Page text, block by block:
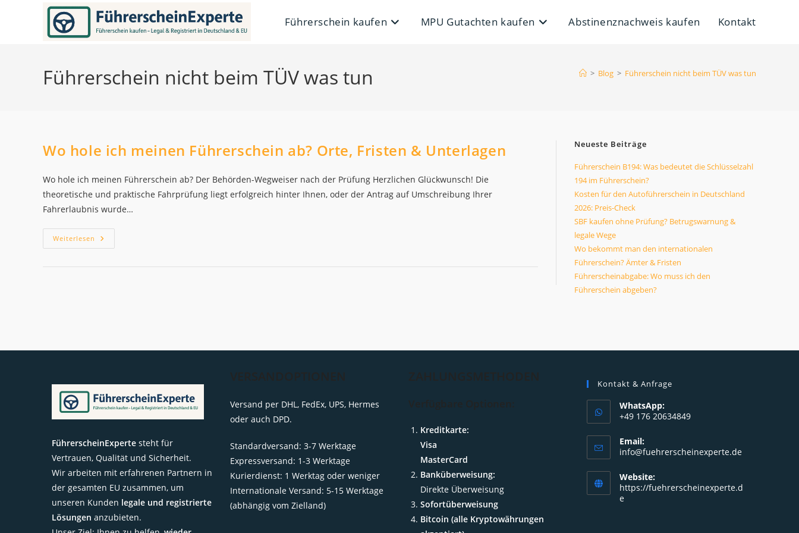
Führerschein kaufen MPU Gutachten kaufen Abstinenznachweis kaufen Kontakt
Führerschein nicht beim TÜV was tun > Blog > Führerschein nicht beim TÜV was tun
Wo hole ich meinen Führerschein ab? Orte, Fristen & Unterlagen
Wo hole ich meinen Führerschein ab? Der Behörden-Wegweiser nach der Prüfung Herzlichen Glückwunsch! Die
theoretische und praktische Fahrprüfung liegt erfolgreich hinter Ihnen, oder der Antrag auf Umschreibung Ihrer
Fahrerlaubnis wurde…
Weiterlesen Wo
Hole
Neueste Beiträge
Führerschein B194: Was bedeutet die Schlüsselzahl
194 im Führerschein?
Kosten für den Autoführerschein in Deutschland
2026: Preis-Check
SBF kaufen ohne Prüfung? Betrugswarnung &
legale Wege
Wo bekommt man den internationalen
Führerschein? Ämter & Fristen
Führerscheinabgabe: Wo muss ich den
Führerschein abgeben?
FührerscheinExperte steht für
Vertrauen, Qualität und Sicherheit.
Wir arbeiten mit erfahrenen Partnern in
der gesamten EU zusammen, um
unseren Kunden legale und registrierte
Lösungen anzubieten.
Versand per DHL, FedEx, UPS, Hermes
oder auch DPD.
Standardversand: 3-7 Werktage
Expressversand: 1-3 Werktage
Kurierdienst: 1 Werktag oder weniger
Internationale Versand: 5-15 Werktage
(abhängig vom Zielland)
Kreditkarte:
Visa
MasterCard
Banküberweisung:
Direkte Überweisung
Sofortüberweisung
Bitcoin (alle Kryptowährungen
Kontakt & Anfrage
WhatsApp:
+49 176 20634849
in
your
application
Email:
info@fuehrerscheinexperte.deOpens
application
Website:
https://fuehrerscheinexperte.d
e